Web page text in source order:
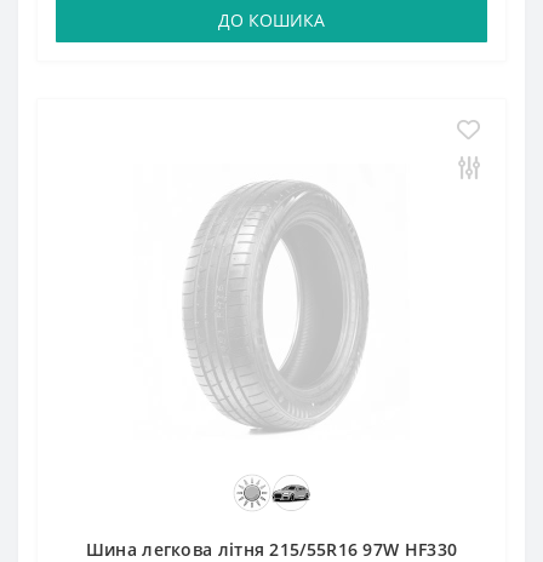
ДО КОШИКА
Шина легкова літня 215/55R16 97W HF330